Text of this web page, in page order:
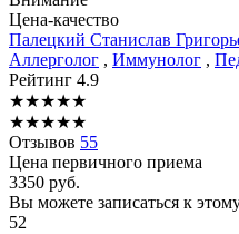
Цена-качество
Палецкий Станислав
Аллерголог , Иммунолог ,
Рейтинг 4.9
★★★★★
★★★★★
Отзывов 55
Цена первичного приема
3350 руб.
Вы можете записаться к
52